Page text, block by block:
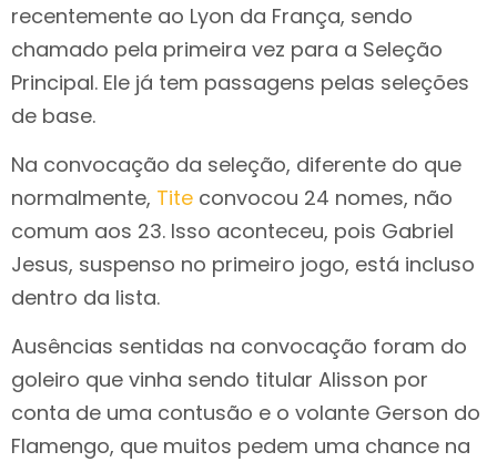
recentemente ao Lyon da França, sendo
chamado pela primeira vez para a Seleção
Principal. Ele já tem passagens pelas seleções
de base.
Na convocação da seleção, diferente do que
normalmente, Tite convocou 24 nomes, não
comum aos 23. Isso aconteceu, pois Gabriel
Jesus, suspenso no primeiro jogo, está incluso
dentro da lista.
Ausências sentidas na convocação foram do
goleiro que vinha sendo titular Alisson por
conta de uma contusão e o volante Gerson do
Flamengo, que muitos pedem uma chance na